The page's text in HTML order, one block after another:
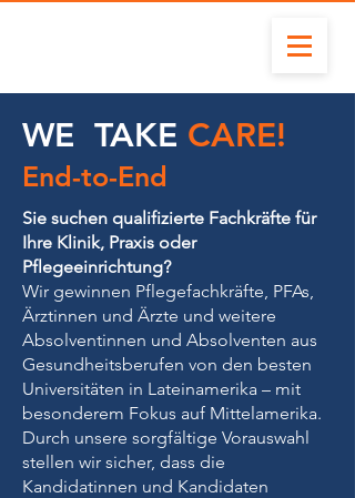
WE TAKE CARE!
End-to-End
Sie suchen qualifizierte Fachkräfte für
Ihre Klinik, Praxis oder
Pflegeeinrichtung?
Wir gewinnen Pflegefachkräfte, PFAs,
Ärztinnen und Ärzte und weitere
Absolventinnen und Absolventen aus
Gesundheitsberufen von den besten
Universitäten in Lateinamerika – mit
besonderem Fokus auf Mittelamerika.
Durch unsere sorgfältige Vorauswahl
stellen wir sicher, dass die
Kandidatinnen und Kandidaten